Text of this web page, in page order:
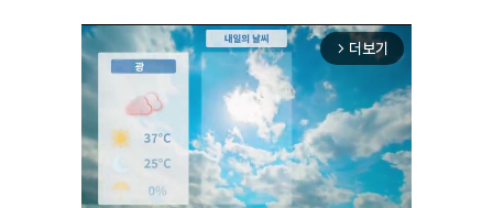
arrow_forward_ios 더보기